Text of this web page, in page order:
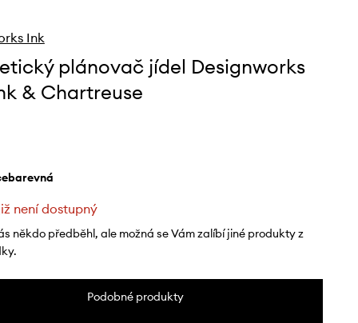
Ink
plánovač jídel Designworks
& Chartreuse
není dostupný
někdo předběhl, ale možná se Vám zalíbí jiné produkty z
Podobné produkty